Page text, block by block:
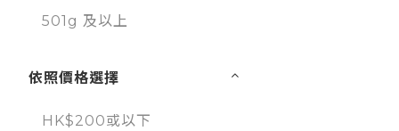
501g 及以上
依照價格選擇
HK$200或以下